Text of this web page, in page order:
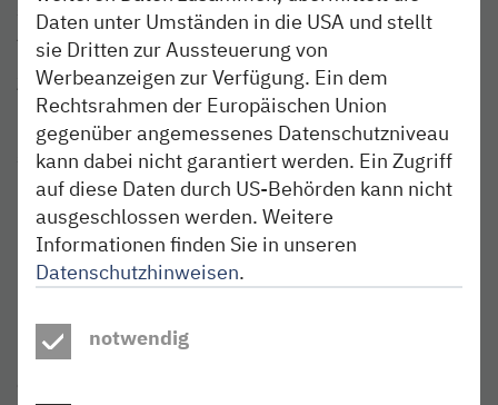
sowie am 27. März ab 22 Uhr bis zum 28. März, 1 Uhr zu
Ausfällen von mehreren Zügen. Im Zeitraum vom 29.
März spätabends bis zum 1. April frühmorgens halten die
Züge der Linie RB 61 jeweils abends und morgens nicht in
Hamburg-Dammtor und es ergeben sich
Fahrzeitänderungen. Am 30. und 31. März fallen
spätabends Züge zwischen Hamburg und Elmshorn aus.
Für ausfallende Züge wird ein Ersatzverkehr mit Bussen
(SEV) eingerichtet.
Die nordbahn bittet ihre Fahrgäste, sich rechtzeitig vor
Reisebeginn über die Änderungen zu informieren. Die
nordbahn-Züge. Die Haltestellen der Busse sind im
Ersatzfahrplan benannt. Fahrräder können in den Bussen
Daten unter Umständen in die USA und stellt
sie Dritten zur Aussteuerung von
Werbeanzeigen zur Verfügung. Ein dem
Rechtsrahmen der Europäischen Union
gegenüber angemessenes Datenschutzniveau
kann dabei nicht garantiert werden. Ein Zugriff
auf diese Daten durch US-Behörden kann nicht
ausgeschlossen werden. Weitere
Informationen finden Sie in unseren
Datenschutzhinweisen.
notwendig